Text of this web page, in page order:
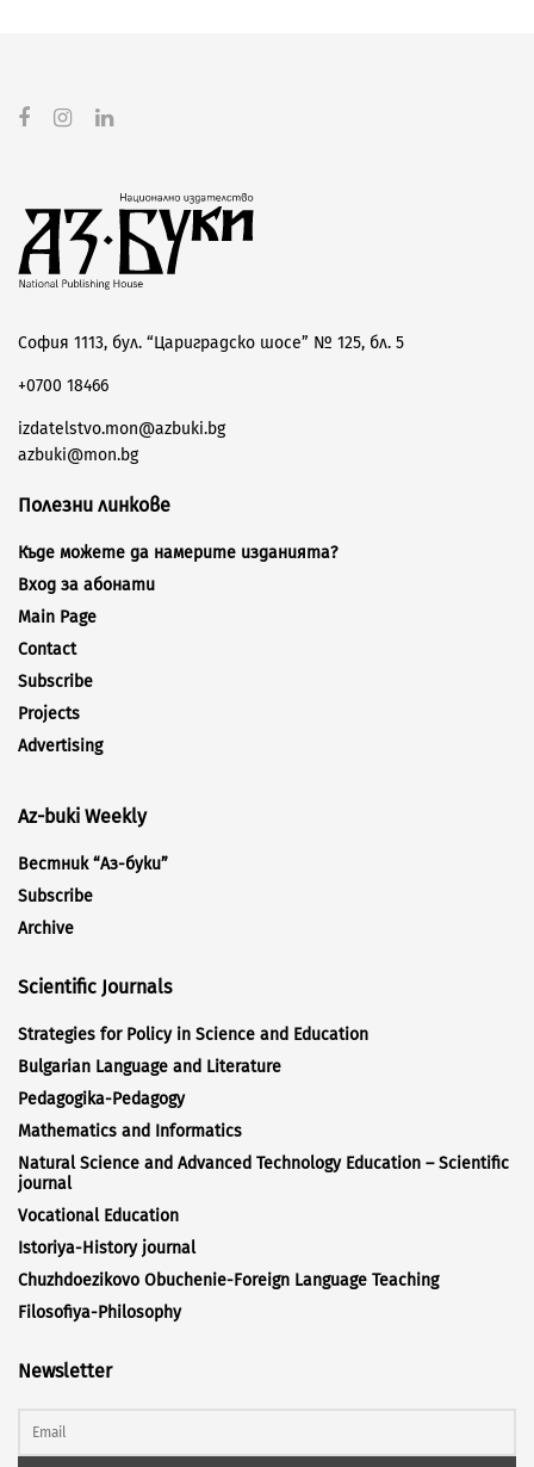
София 1113, бул. “Цариградско шосе” № 125, бл. 5
+0700 18466
izdatelstvo.mon@azbuki.bg
azbuki@mon.bg
Полезни линкове
Къде можете да намерите изданията?
Вход за абонати
Main Page
Contact
Subscribe
Projects
Advertising
Az-buki Weekly
Вестник “Аз-буки”
Subscribe
Archive
Scientific Journals
Strategies for Policy in Science and Education
Bulgarian Language and Literature
Pedagogika-Pedagogy
Mathematics and Informatics
Natural Science and Advanced Technology Education – Scientific
journal
Vocational Education
Istoriya-History journal
Chuzhdoezikovo Obuchenie-Foreign Language Teaching
Filosofiya-Philosophy
Newsletter